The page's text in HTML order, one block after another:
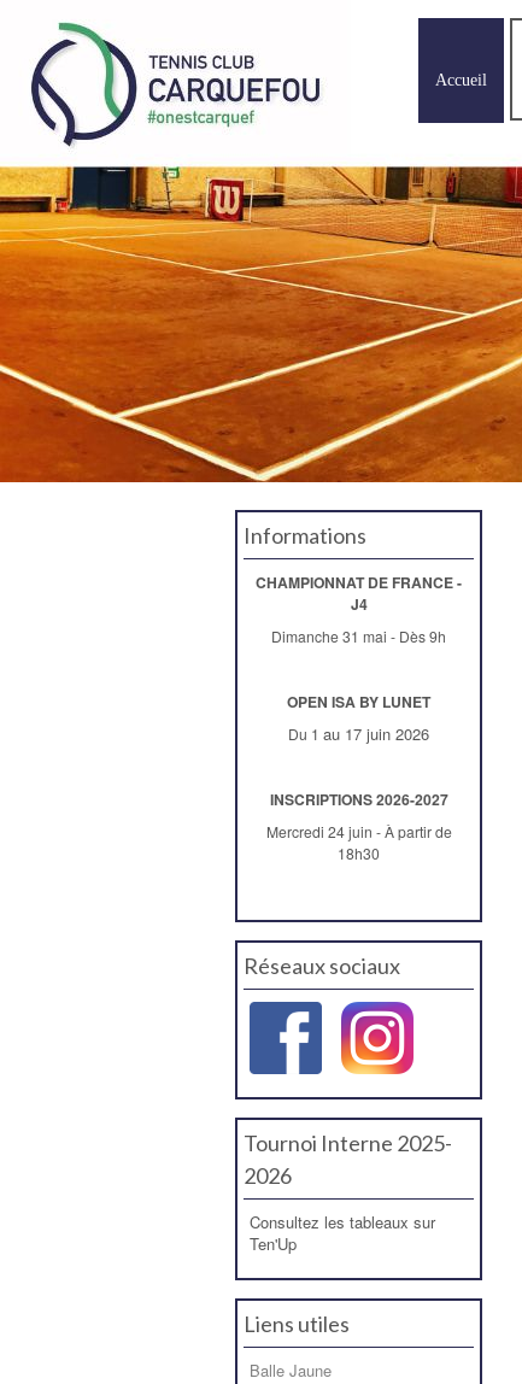
Accueil
Informations
CHAMPIONNAT DE FRANCE -
J4
Dimanche 31 mai - Dès 9h
OPEN ISA BY LUNET
Du 1 au 17 juin 2026
INSCRIPTIONS 2026-2027
Mercredi 24 juin - À partir de
18h30
Réseaux sociaux
Tournoi Interne 2025-
2026
Consultez les tableaux sur
Ten'Up
Liens utiles
Balle Jaune